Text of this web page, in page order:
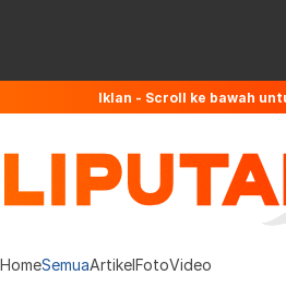
Iklan - Scroll ke bawah
HomeSemuaArtikelFotoVideo